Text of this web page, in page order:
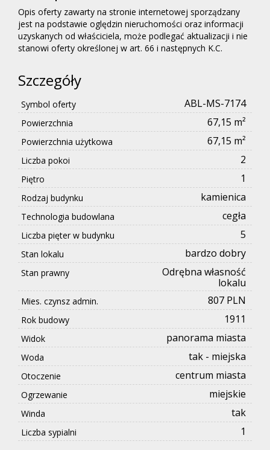
Opis oferty zawarty na stronie internetowej sporządzany
jest na podstawie oględzin nieruchomości oraz informacji
uzyskanych od właściciela, może podlegać aktualizacji i nie
stanowi oferty określonej w art. 66 i następnych K.C.
Szczegóły
Symbol oferty ABL-MS-7174
Powierzchnia 67,15 m²
Powierzchnia użytkowa 67,15 m²
Liczba pokoi 2
Piętro 1
Rodzaj budynku kamienica
Technologia budowlana cegła
Liczba pięter w budynku 5
Stan lokalu bardzo dobry
Stan prawny
Odrębna własność
lokalu
Mies. czynsz admin. 807 PLN
Rok budowy 1911
Widok panorama miasta
Woda tak - miejska
Otoczenie centrum miasta
Ogrzewanie miejskie
Winda tak
Liczba sypialni 1